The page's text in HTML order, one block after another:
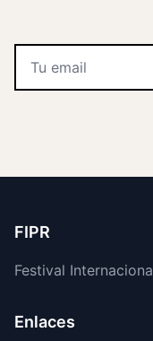
FIPR
Festival
Enlaces